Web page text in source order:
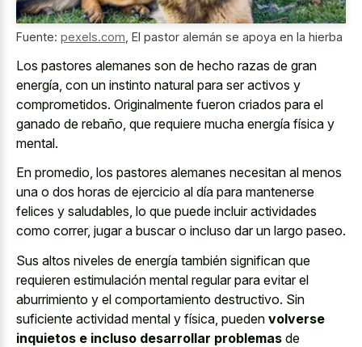
Fuente: pexels.com El pastor alemán se apoya en la hierba
Los pastores alemanes son de hecho razas de gran
energía, con un instinto natural para ser activos y
comprometidos. Originalmente fueron criados para el
ganado de rebaño, que requiere mucha energía física y
mental.
En promedio, los pastores alemanes necesitan al menos
una o dos horas de ejercicio al día para mantenerse
felices y saludables, lo que puede incluir actividades
como correr, jugar a buscar o incluso dar un largo paseo.
Sus altos niveles de energía también significan que
requieren estimulación mental regular para evitar el
aburrimiento y el comportamiento destructivo. Sin
suficiente actividad mental y física, pueden volverse
inquietos e incluso desarrollar problemas de